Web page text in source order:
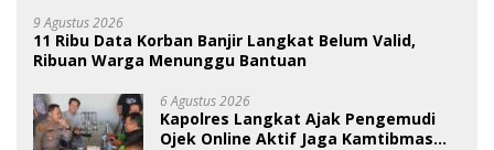
9 Agustus 2026
11 Ribu Data Korban Banjir Langkat Belum Valid,
Ribuan Warga Menunggu Bantuan
6 Agustus 2026
Kapolres Langkat Ajak Pengemudi
Ojek Online Aktif Jaga Kamtibmas